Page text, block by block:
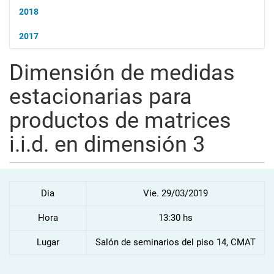
2018
2017
Dimensión de medidas
estacionarias para
productos de matrices
i.i.d. en dimensión 3
Dia Vie. 29/03/2019
Hora 13:30 hs
Lugar Salón de seminarios del piso 14, CMAT